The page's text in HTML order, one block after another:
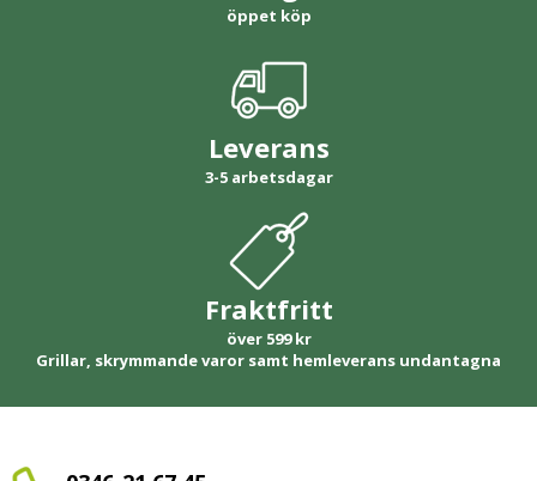
öppet köp
Leverans
3-5 arbetsdagar
Fraktfritt
över 599 kr
Grillar, skrymmande varor samt hemleverans undantagna